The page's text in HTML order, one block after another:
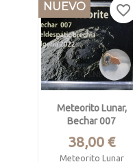
Meteorito Lunar,
Bechar 007
Precio
38,00 €
Meteorito Lunar
NUEVO favorite_border